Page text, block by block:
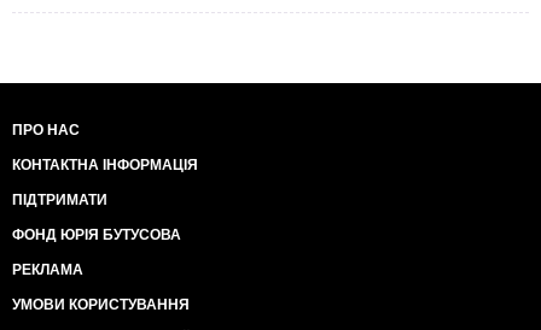
ПРО НАС
КОНТАКТНА ІНФОРМАЦІЯ
ПІДТРИМАТИ
ФОНД ЮРІЯ БУТУСОВА
РЕКЛАМА
УМОВИ КОРИСТУВАННЯ